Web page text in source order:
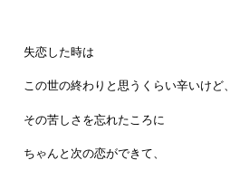
失恋した時は
この世の終わりと思うくらい辛いけど、
その苦しさを忘れたころに
ちゃんと次の恋ができて、